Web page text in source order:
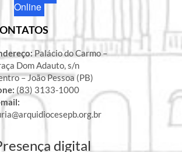
Online
Palácio do Carmo –
Dom Adauto, s/n
– João Pessoa (PB)
(83) 3133-1000
digital